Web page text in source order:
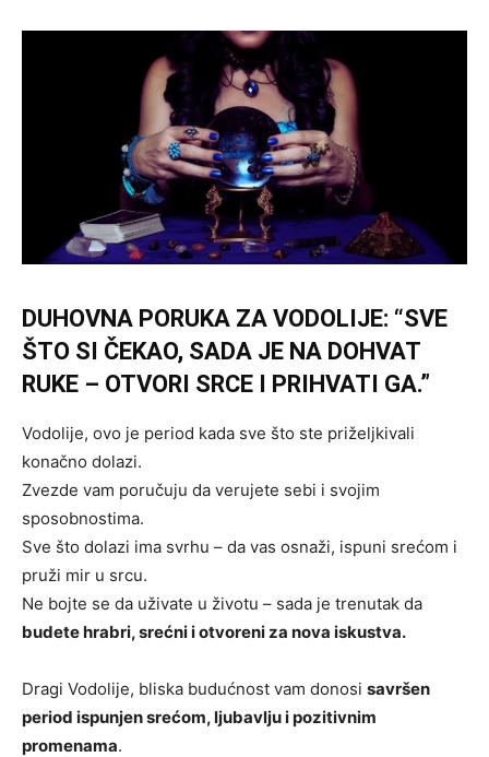
DUHOVNA PORUKA ZA VODOLIJE: “SVE
ŠTO SI ČEKAO, SADA JE NA DOHVAT
RUKE – OTVORI SRCE I PRIHVATI GA.”
Vodolije, ovo je period kada sve što ste priželjkivali
konačno dolazi.
Zvezde vam poručuju da verujete sebi i svojim
sposobnostima.
Sve što dolazi ima svrhu – da vas osnaži, ispuni srećom i
pruži mir u srcu.
Ne bojte se da uživate u životu – sada je trenutak da
budete hrabri, srećni i otvoreni za nova iskustva.
Dragi Vodolije, bliska budućnost vam donosi savršen
period ispunjen srećom, ljubavlju i pozitivnim
promenama.